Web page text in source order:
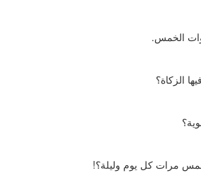
الخمس.
الزكاة؟
خمس مرات كل يوم وليلة؟!